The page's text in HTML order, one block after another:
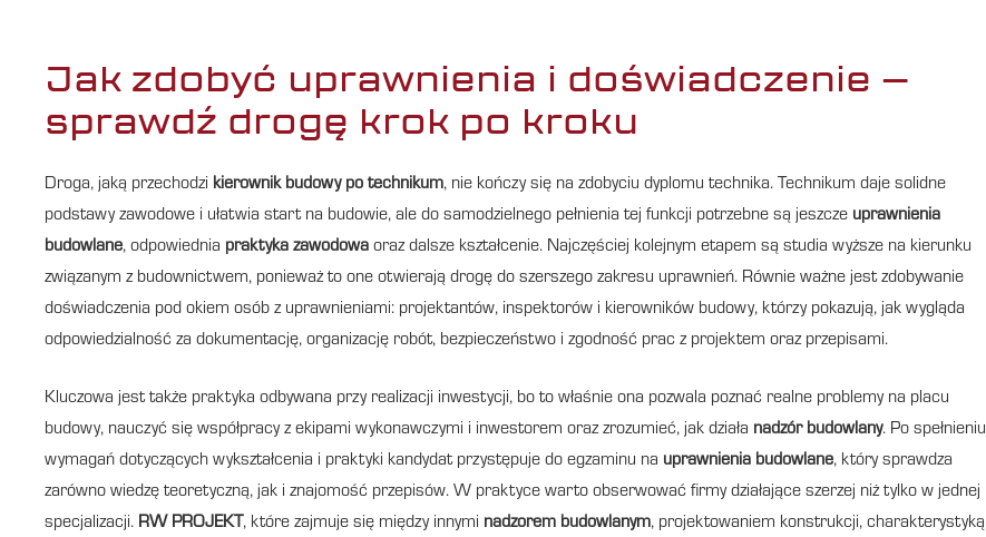
Jak zdobyć uprawnienia i doświadczenie –
sprawdź drogę krok po kroku
Droga, jaką przechodzi kierownik budowy po technikum, nie kończy się na zdobyciu dyplomu technika. Technikum daje solidne
podstawy zawodowe i ułatwia start na budowie, ale do samodzielnego pełnienia tej funkcji potrzebne są jeszcze uprawnienia
budowlane, odpowiednia praktyka zawodowa oraz dalsze kształcenie. Najczęściej kolejnym etapem są studia wyższe na kierunku
związanym z budownictwem, ponieważ to one otwierają drogę do szerszego zakresu uprawnień. Równie ważne jest zdobywanie
doświadczenia pod okiem osób z uprawnieniami: projektantów, inspektorów i kierowników budowy, którzy pokazują, jak wygląda
odpowiedzialność za dokumentację, organizację robót, bezpieczeństwo i zgodność prac z projektem oraz przepisami.
Kluczowa jest także praktyka odbywana przy realizacji inwestycji, bo to właśnie ona pozwala poznać realne problemy na placu
budowy, nauczyć się współpracy z ekipami wykonawczymi i inwestorem oraz zrozumieć, jak działa nadzór budowlany. Po spełnieniu
wymagań dotyczących wykształcenia i praktyki kandydat przystępuje do egzaminu na uprawnienia budowlane, który sprawdza
zarówno wiedzę teoretyczną, jak i znajomość przepisów. W praktyce warto obserwować firmy działające szerzej niż tylko w jednej
specjalizacji. RW PROJEKT, które zajmuje się między innymi nadzorem budowlanym, projektowaniem konstrukcji, charakterystyką